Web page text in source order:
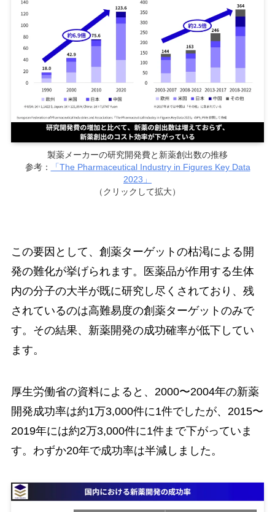
製薬メーカーの研究開発費と新薬創出数の推移
参考：
「The Pharmaceutical Industry in Figures Key Data
2023」
（クリックして拡大）
この要因として、創薬ターゲットの枯渇による開
発の難化が挙げられます。医薬品が作用する生体
内の分子の大半が既に研究し尽くされており、残
されているのは高難易度の創薬ターゲットのみで
す。その結果、新薬開発の成功確率が低下してい
ます。
厚生労働省の資料によると、2000〜2004年の新薬
開発成功率は約1万3,000件に1件でしたが、2015〜
2019年には約2万3,000件に1件まで下がっていま
す。わずか20年で成功率は半減しました。